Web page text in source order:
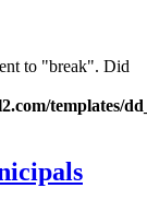
to "break". Did
templates/